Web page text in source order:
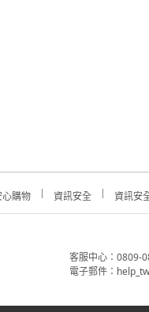
心購物 資訊安全 資訊安
客服中心：0809-
電子郵件：